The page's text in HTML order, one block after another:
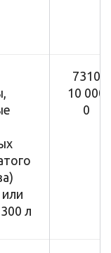
л
7310
10 000
0